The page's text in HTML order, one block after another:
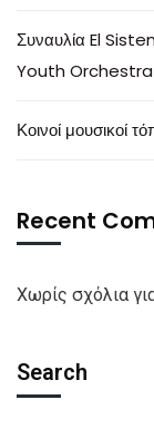
Συναυλία El
Youth Orchestra
Κοινοί μουσικοί
Recent
Χωρίς σχόλια
Search